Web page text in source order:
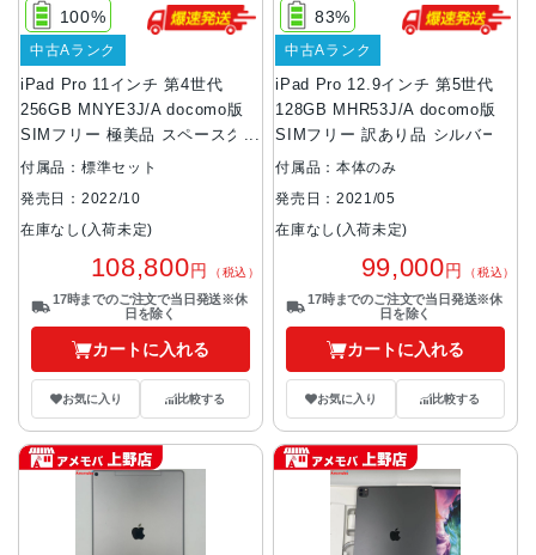
iPad Pro 11インチ 第4世代
256GB MNYE3J/A docomo版
SIMフリー 極美品 スペースグレ
イ
100%
中古Aランク
付属品：標準セット
発売日：2022/10
在庫なし(入荷未定)
108,800円 （税込）
17時までのご注文で当日発送※休
日を除く
カートに入れる
お気に入り 比較する
iPad Pro 12.9インチ 第5世代
128GB MHR53J/A docomo版
SIMフリー 訳あり品 シルバー
83%
中古Aランク
付属品：本体のみ
発売日：2021/05
在庫なし(入荷未定)
99,000円 （税込）
17時までのご注文で当日発送※休
日を除く
カートに入れる
お気に入り 比較する